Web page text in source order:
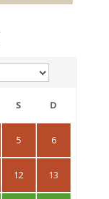
S D
5 6
12 13